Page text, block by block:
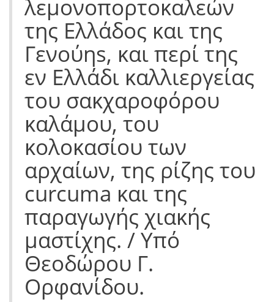
λεμονοπορτοκαλεών
της Ελλάδος και της
Γενούηs, και περί της
εν Ελλάδι καλλιεργείας
του σακχαροφόρου
καλάμου, του
κολοκασίου των
αρχαίων, της ρίζης του
curcuma και της
παραγωγής χιακής
μαστίχης. / Υπό
Θεοδώρου Γ.
Ορφανίδου.